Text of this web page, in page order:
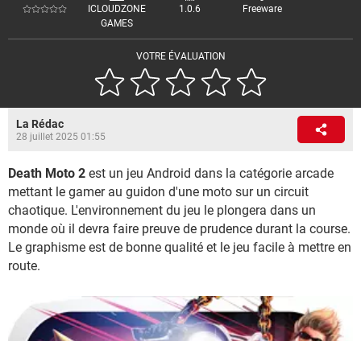
VOTRE ÉVALUATION
ICLOUDZONE
GAMES
1.0.6 Freeware
La Rédac
28 juillet 2025 01:55
Death Moto 2 est un jeu Android dans la catégorie arcade
mettant le gamer au guidon d'une moto sur un circuit
chaotique. L'environnement du jeu le plongera dans un
monde où il devra faire preuve de prudence durant la course.
Le graphisme est de bonne qualité et le jeu facile à mettre en
route.